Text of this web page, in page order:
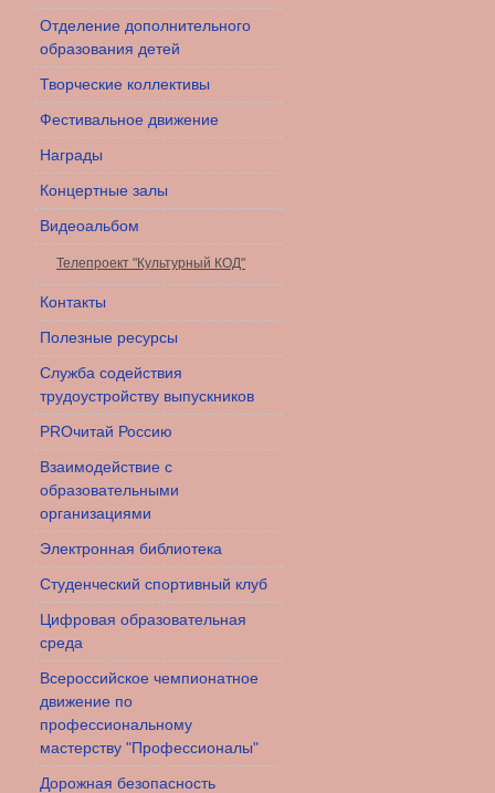
Отделение дополнительного
образования детей
Творческие коллективы
Фестивальное движение
Награды
Концертные залы
Видеоальбом
Телепроект "Культурный КОД"
Контакты
Полезные ресурсы
Служба содействия
трудоустройству выпускников
PROчитай Россию
Взаимодействие с
образовательными
организациями
Электронная библиотека
Студенческий спортивный клуб
Цифровая образовательная
среда
Всероссийское чемпионатное
движение по
профессиональному
мастерству "Профессионалы"
Дорожная безопасность